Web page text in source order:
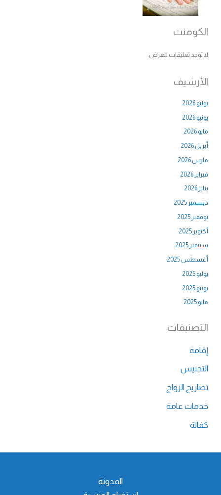
الكومنت
لا توجد تعليقات للعرض.
الأرشيف
يوليو 2026
يونيو 2026
مايو 2026
أبريل 2026
مارس 2026
فبراير 2026
يناير 2026
ديسمبر 2025
نوفمبر 2025
أكتوبر 2025
سبتمبر 2025
أغسطس 2025
يوليو 2025
يونيو 2025
مايو 2025
التصنيفات
إقامة
التجنيس
تصاريح الزواج
خدمات عامة
كفالة
المدونة